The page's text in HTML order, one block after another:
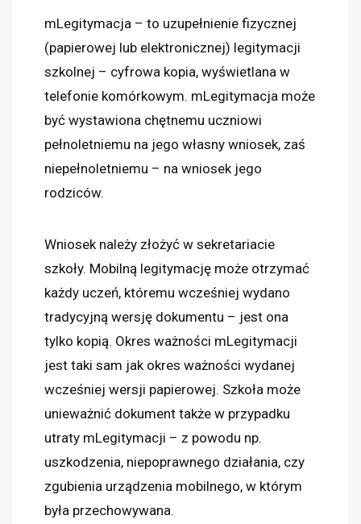
mLegitymacja – to uzupełnienie fizycznej
(papierowej lub elektronicznej) legitymacji
szkolnej – cyfrowa kopia, wyświetlana w
telefonie komórkowym. mLegitymacja może
być wystawiona chętnemu uczniowi
pełnoletniemu na jego własny wniosek, zaś
niepełnoletniemu – na wniosek jego
rodziców.
Wniosek należy złożyć w sekretariacie
szkoły. Mobilną legitymację może otrzymać
każdy uczeń, któremu wcześniej wydano
tradycyjną wersję dokumentu – jest ona
tylko kopią. Okres ważności mLegitymacji
jest taki sam jak okres ważności wydanej
wcześniej wersji papierowej. Szkoła może
unieważnić dokument także w przypadku
utraty mLegitymacji – z powodu np.
uszkodzenia, niepoprawnego działania, czy
zgubienia urządzenia mobilnego, w którym
była przechowywana.